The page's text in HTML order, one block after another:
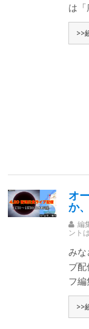
は
>>
オ
か
編
ント
み
ブ
フ
>>